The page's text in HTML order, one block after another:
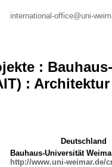
international-office@uni-
:
: Architektur
Deutschland
Bauhaus-Universität
http://www.uni-weimar.de/